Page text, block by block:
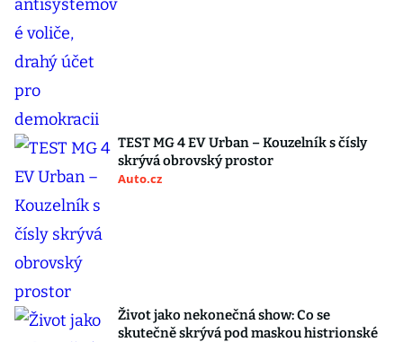
TEST MG 4 EV Urban – Kouzelník s čísly
skrývá obrovský prostor
Auto.cz
Život jako nekonečná show: Co se
skutečně skrývá pod maskou histrionské